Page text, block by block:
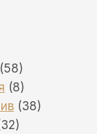
5858
товаров
88
товаров
3838
3232